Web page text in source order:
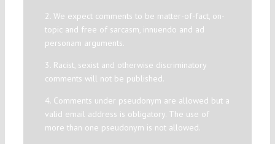
2. We expect comments to be matter-of-fact, on-
topic and free of sarcasm, innuendo and ad
personam arguments.
3. Racist, sexist and otherwise discriminatory
comments will not be published.
4. Comments under pseudonym are allowed but a
valid email address is obligatory. The use of
more than one pseudonym is not allowed.